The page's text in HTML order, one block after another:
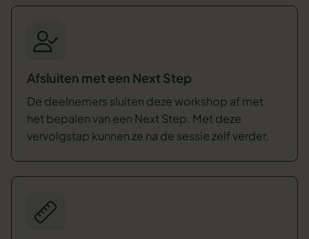
Afsluiten met een Next Step
De deelnemers sluiten deze workshop af met
het bepalen van een Next Step. Met deze
vervolgstap kunnen ze na de sessie zelf verder.